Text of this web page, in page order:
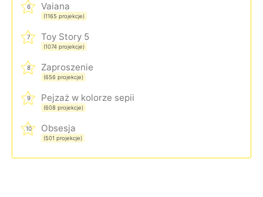
6 Vaiana
(1165 projekcje)
7 Toy Story 5
(1074 projekcje)
8 Zaproszenie
(656 projekcje)
9 Pejzaż w kolorze sepii
(608 projekcje)
10 Obsesja
(501 projekcje)